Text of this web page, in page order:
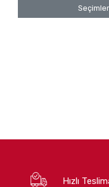
REVIT
ScoycoHızlı